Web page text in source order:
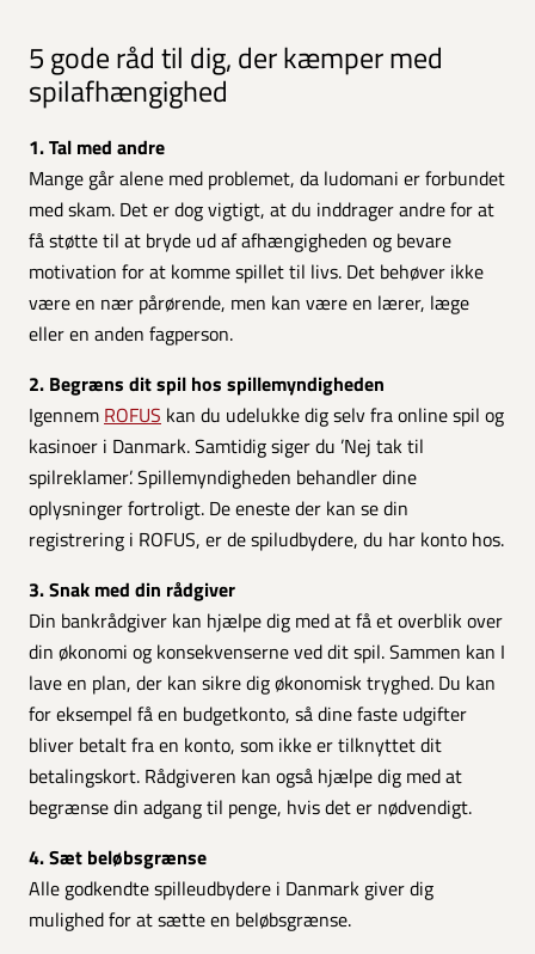
5 gode råd til dig, der kæmper med
spilafhængighed
1. Tal med andre
Mange går alene med problemet, da ludomani er forbundet
med skam. Det er dog vigtigt, at du inddrager andre for at
få støtte til at bryde ud af afhængigheden og bevare
motivation for at komme spillet til livs. Det behøver ikke
være en nær pårørende, men kan være en lærer, læge
eller en anden fagperson.
2. Begræns dit spil hos spillemyndigheden
Igennem ROFUS kan du udelukke dig selv fra online spil og
kasinoer i Danmark. Samtidig siger du ’Nej tak til
spilreklamer’. Spillemyndigheden behandler dine
oplysninger fortroligt. De eneste der kan se din
registrering i ROFUS, er de spiludbydere, du har konto hos.
3. Snak med din rådgiver
Din bankrådgiver kan hjælpe dig med at få et overblik over
din økonomi og konsekvenserne ved dit spil. Sammen kan I
lave en plan, der kan sikre dig økonomisk tryghed. Du kan
for eksempel få en budgetkonto, så dine faste udgifter
bliver betalt fra en konto, som ikke er tilknyttet dit
betalingskort. Rådgiveren kan også hjælpe dig med at
begrænse din adgang til penge, hvis det er nødvendigt.
4. Sæt beløbsgrænse
Alle godkendte spilleudbydere i Danmark giver dig
mulighed for at sætte en beløbsgrænse.